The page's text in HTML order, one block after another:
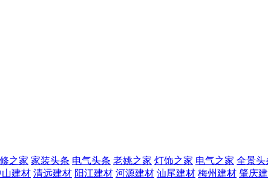
之家 家装头条 电气头条 老姚之家 灯饰之家 电气之家 全景头
山建材 清远建材 阳江建材 河源建材 汕尾建材 梅州建材 肇庆